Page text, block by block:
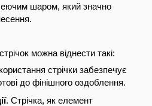
шаром, який значно
можна віднести такі:
стрічки забезпечує
до фінішного оздоблення.
. Стрічка, як елемент